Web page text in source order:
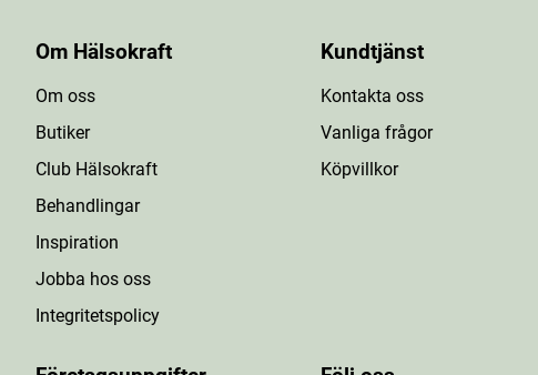
Om Hälsokraft
Om oss
Butiker
Club Hälsokraft
Behandlingar
Inspiration
Jobba hos oss
Integritetspolicy
Kundtjänst
Kontakta oss
Vanliga frågor
Köpvillkor